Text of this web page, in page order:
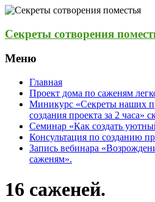
Секреты сотворения
Меню
Главная
Проект дома по саженям
Миникурс «Секреты наших
создания проекта за 2 часа»
Семинар «Как создать
Консультация по созданию
Запись вебинара
саженям».
16 саженей.